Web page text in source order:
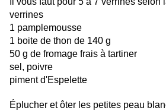
verrines
1 pamplemousse
1 boite de thon de 140 g
50 g de fromage frais à tartiner
sel, poivre
piment d'Espelette
Éplucher et ôter les petites peau